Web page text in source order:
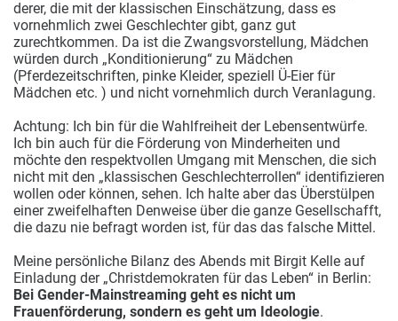
derer, die mit der klassischen Einschätzung, dass es
vornehmlich zwei Geschlechter gibt, ganz gut
zurechtkommen. Da ist die Zwangsvorstellung, Mädchen
würden durch „Konditionierung“ zu Mädchen
(Pferdezeitschriften, pinke Kleider, speziell Ü-Eier für
Mädchen etc. ) und nicht vornehmlich durch Veranlagung.
Achtung: Ich bin für die Wahlfreiheit der Lebensentwürfe.
Ich bin auch für die Förderung von Minderheiten und
möchte den respektvollen Umgang mit Menschen, die sich
nicht mit den „klassischen Geschlechterrollen“ identifizieren
wollen oder können, sehen. Ich halte aber das Überstülpen
einer zweifelhaften Denweise über die ganze Gesellschafft,
die dazu nie befragt worden ist, für das das falsche Mittel.
Meine persönliche Bilanz des Abends mit Birgit Kelle auf
Einladung der „Christdemokraten für das Leben“ in Berlin:
Bei Gender-Mainstreaming geht es nicht um
Frauenförderung, sondern es geht um Ideologie.